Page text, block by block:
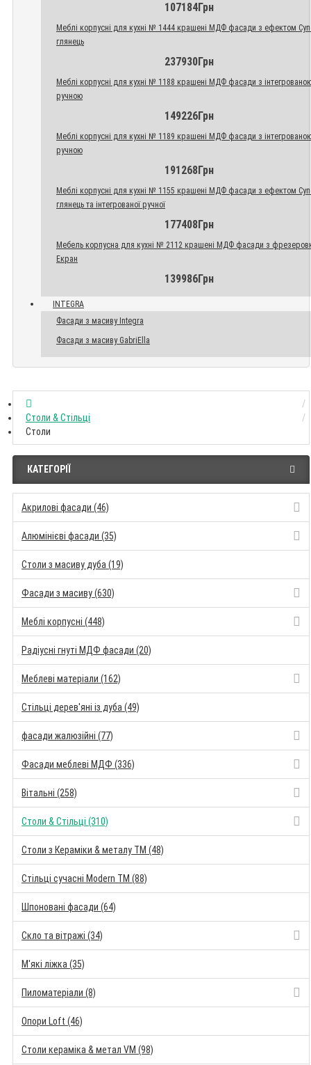
107184Грн
Меблі корпусні для кухні № 1444 крашені МДФ фасади з ефектом
глянець
237930Грн
Меблі корпусні для кухні № 1188 крашені МДФ фасади з
ручною
149226Грн
Меблі корпусні для кухні № 1189 крашені МДФ фасади з
ручною
191268Грн
Меблі корпусні для кухні № 1155 крашені МДФ фасади з ефектом
глянець та інтегрованої ручної
177408Грн
Мебель корпусна для кухні № 2112 крашені МДФ фасади з
Екран
139986Грн
INTEGRA
Фасади з масиву Integra
Фасади з масиву GabriElla
Столи & Стільці
Столи
КАТЕГОРІЇ
Акрилові фасади (46)
Алюмінієві фасади (35)
Столи з масиву дуба (19)
Фасади з масиву (630)
Меблі корпусні (448)
Радіусні гнуті МДФ фасади (20)
Меблеві матеріали (162)
Стільці дерев'яні із дуба (49)
фасади жалюзійні (77)
Фасади меблеві МДФ (336)
Вітальні (258)
Столи & Стільці (310)
Столи з Кераміки & металу TM (48)
Стільці сучасні Modern TM (88)
Шпоновані фасади (64)
Скло та вітражі (34)
М'які ліжка (35)
Пиломатеріали (8)
Опори Loft (46)
Столи кераміка & метал VM (98)